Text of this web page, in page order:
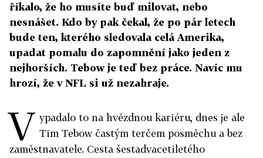
říkalo, že ho musíte buď milovat, nebo
nesnášet. Kdo by pak čekal, že po pár letech
bude ten, kterého sledovala celá Amerika,
upadat pomalu do zapomnění jako jeden z
nejhorších. Tebow je teď bez práce. Navíc mu
hrozí, že v NFL si už nezahraje.
V ypadalo to na hvězdnou kariéru, dnes je ale
Tim Tebow častým terčem posměchu a bez
zaměstnavatele. Cesta šestadvacetiletého